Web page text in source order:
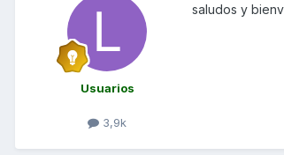
Usuarios
3,9k
saludos y